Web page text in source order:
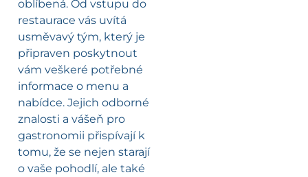
oblíbená. Od vstupu do
restaurace vás uvítá
usměvavý tým, který je
připraven poskytnout
vám veškeré potřebné
informace o menu a
nabídce. Jejich odborné
znalosti a vášeň pro
gastronomii přispívají k
tomu, že se nejen starají
o vaše pohodlí, ale také